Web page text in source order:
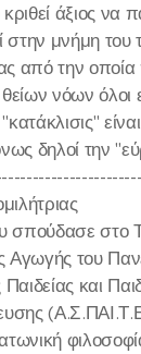
άξιος να
στην μνήμη
από την οποία
νόων όλοι
δηλοί την
στο
του
Παιδείας και